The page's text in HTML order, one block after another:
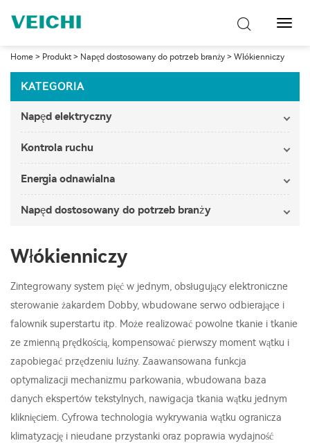
Home > Produkt> Napęd dostosowany do potrzeb branży > Włókienniczy
KATEGORIA
Napęd elektryczny
Kontrola ruchu
Energia odnawialna
Napęd dostosowany do potrzeb branży
Włókienniczy
Zintegrowany system pięć w jednym, obsługujący elektroniczne
sterowanie żakardem Dobby, wbudowane serwo odbierające i
falownik superstartu itp. Może realizować powolne tkanie i tkanie
ze zmienną prędkością, kompensować pierwszy moment wątku i
zapobiegać przędzeniu luźny. Zaawansowana funkcja
optymalizacji mechanizmu parkowania, wbudowana baza
danych ekspertów tekstylnych, nawigacja tkania wątku jednym
kliknięciem. Cyfrowa technologia wykrywania wątku ogranicza
klimatyzację i nieudane przystanki oraz poprawia wydajność